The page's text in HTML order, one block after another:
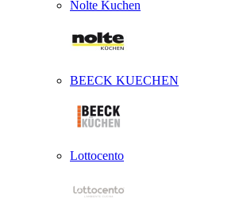
Nolte Kuchen
BEECK KUECHEN
Lottocento